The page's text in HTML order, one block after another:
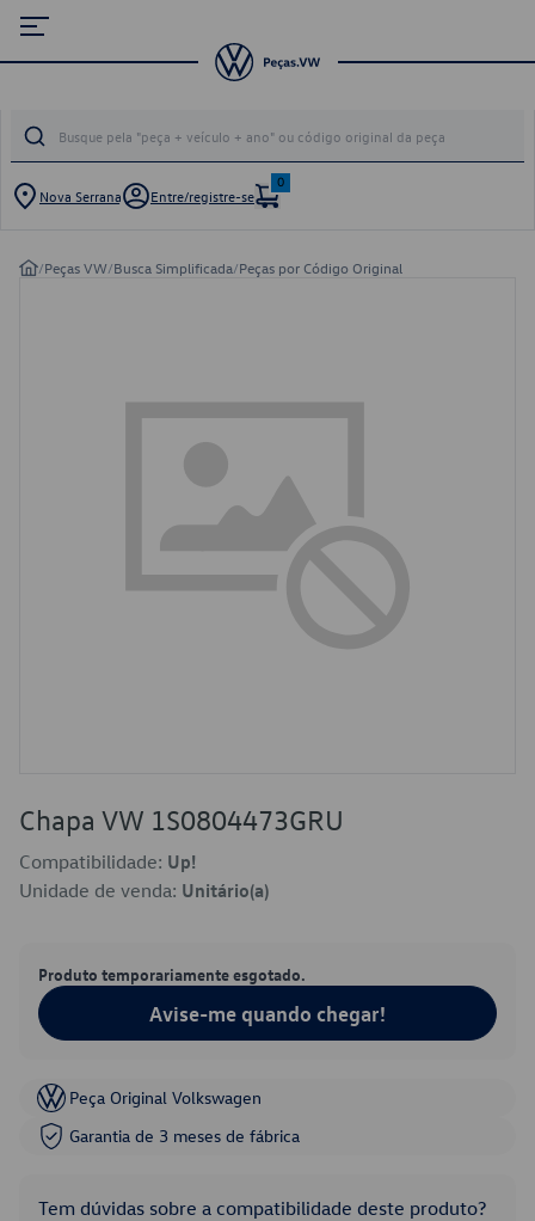
Nova Serrana Entre/registre-se
0
/Peças VW/Busca Simplificada/Peças por Código Original
Chapa VW 1S0804473GRU
Compatibilidade: Up!
Unidade de venda: Unitário(a)
Produto temporariamente esgotado.
Avise-me quando chegar!
Peça Original Volkswagen
Garantia de 3 meses de fábrica
Tem dúvidas sobre a compatibilidade deste produto?